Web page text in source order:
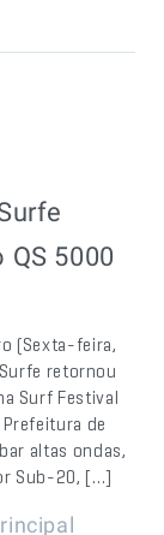
5000
(Sexta-feira,
retornou
Surf Festival
de
altas ondas,
Sub-20, […]